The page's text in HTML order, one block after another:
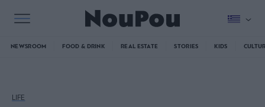
NEWSROOM FOOD & DRINK REAL ESTATE STORIES KIDS
LIFE